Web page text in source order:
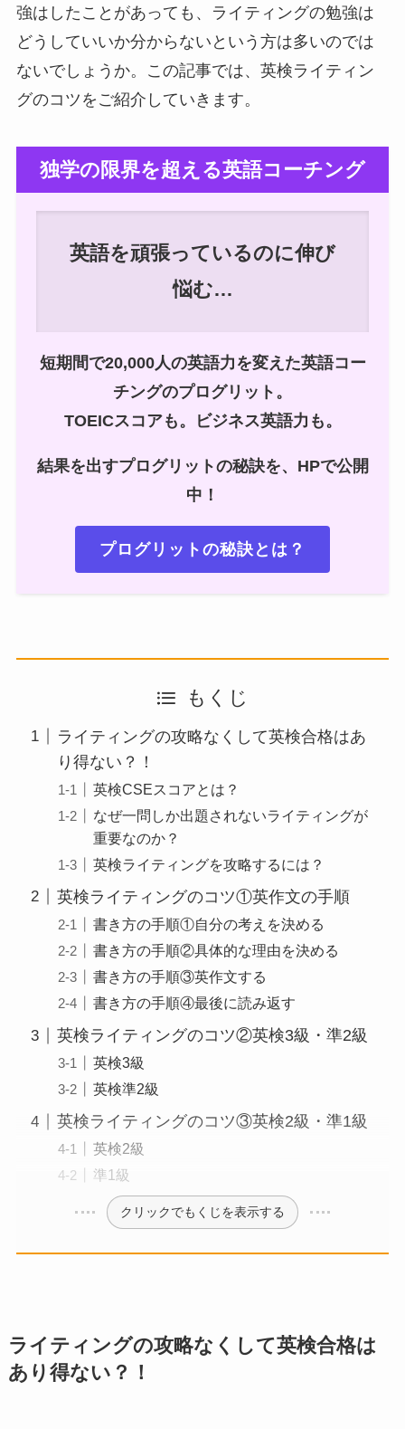
強はしたことがあっても、ライティングの勉強は
どうしていいか分からないという方は多いのでは
ないでしょうか。この記事では、英検ライティン
グのコツをご紹介していきます。
独学の限界を超える英語コーチング
英語を頑張っているのに伸び
悩む…
短期間で20,000人の英語力を変えた英語コー
チングのプログリット。
TOEICスコアも。ビジネス英語力も。
結果を出すプログリットの秘訣を、HPで公開
中！
プログリットの秘訣とは？
もくじ
ライティングの攻略なくして英検合格はあ
り得ない？！
英検CSEスコアとは？
なぜ一問しか出題されないライティングが
重要なのか？
英検ライティングを攻略するには？
英検ライティングのコツ①英作文の手順
書き方の手順①自分の考えを決める
書き方の手順②具体的な理由を決める
書き方の手順③英作文する
書き方の手順④最後に読み返す
英検ライティングのコツ②英検3級・準2級
英検3級
英検準2級
英検ライティングのコツ③英検2級・準1級
英検2級
準1級
クリックでもくじを表示する
ライティングの攻略なくして英検合格は
あり得ない？！